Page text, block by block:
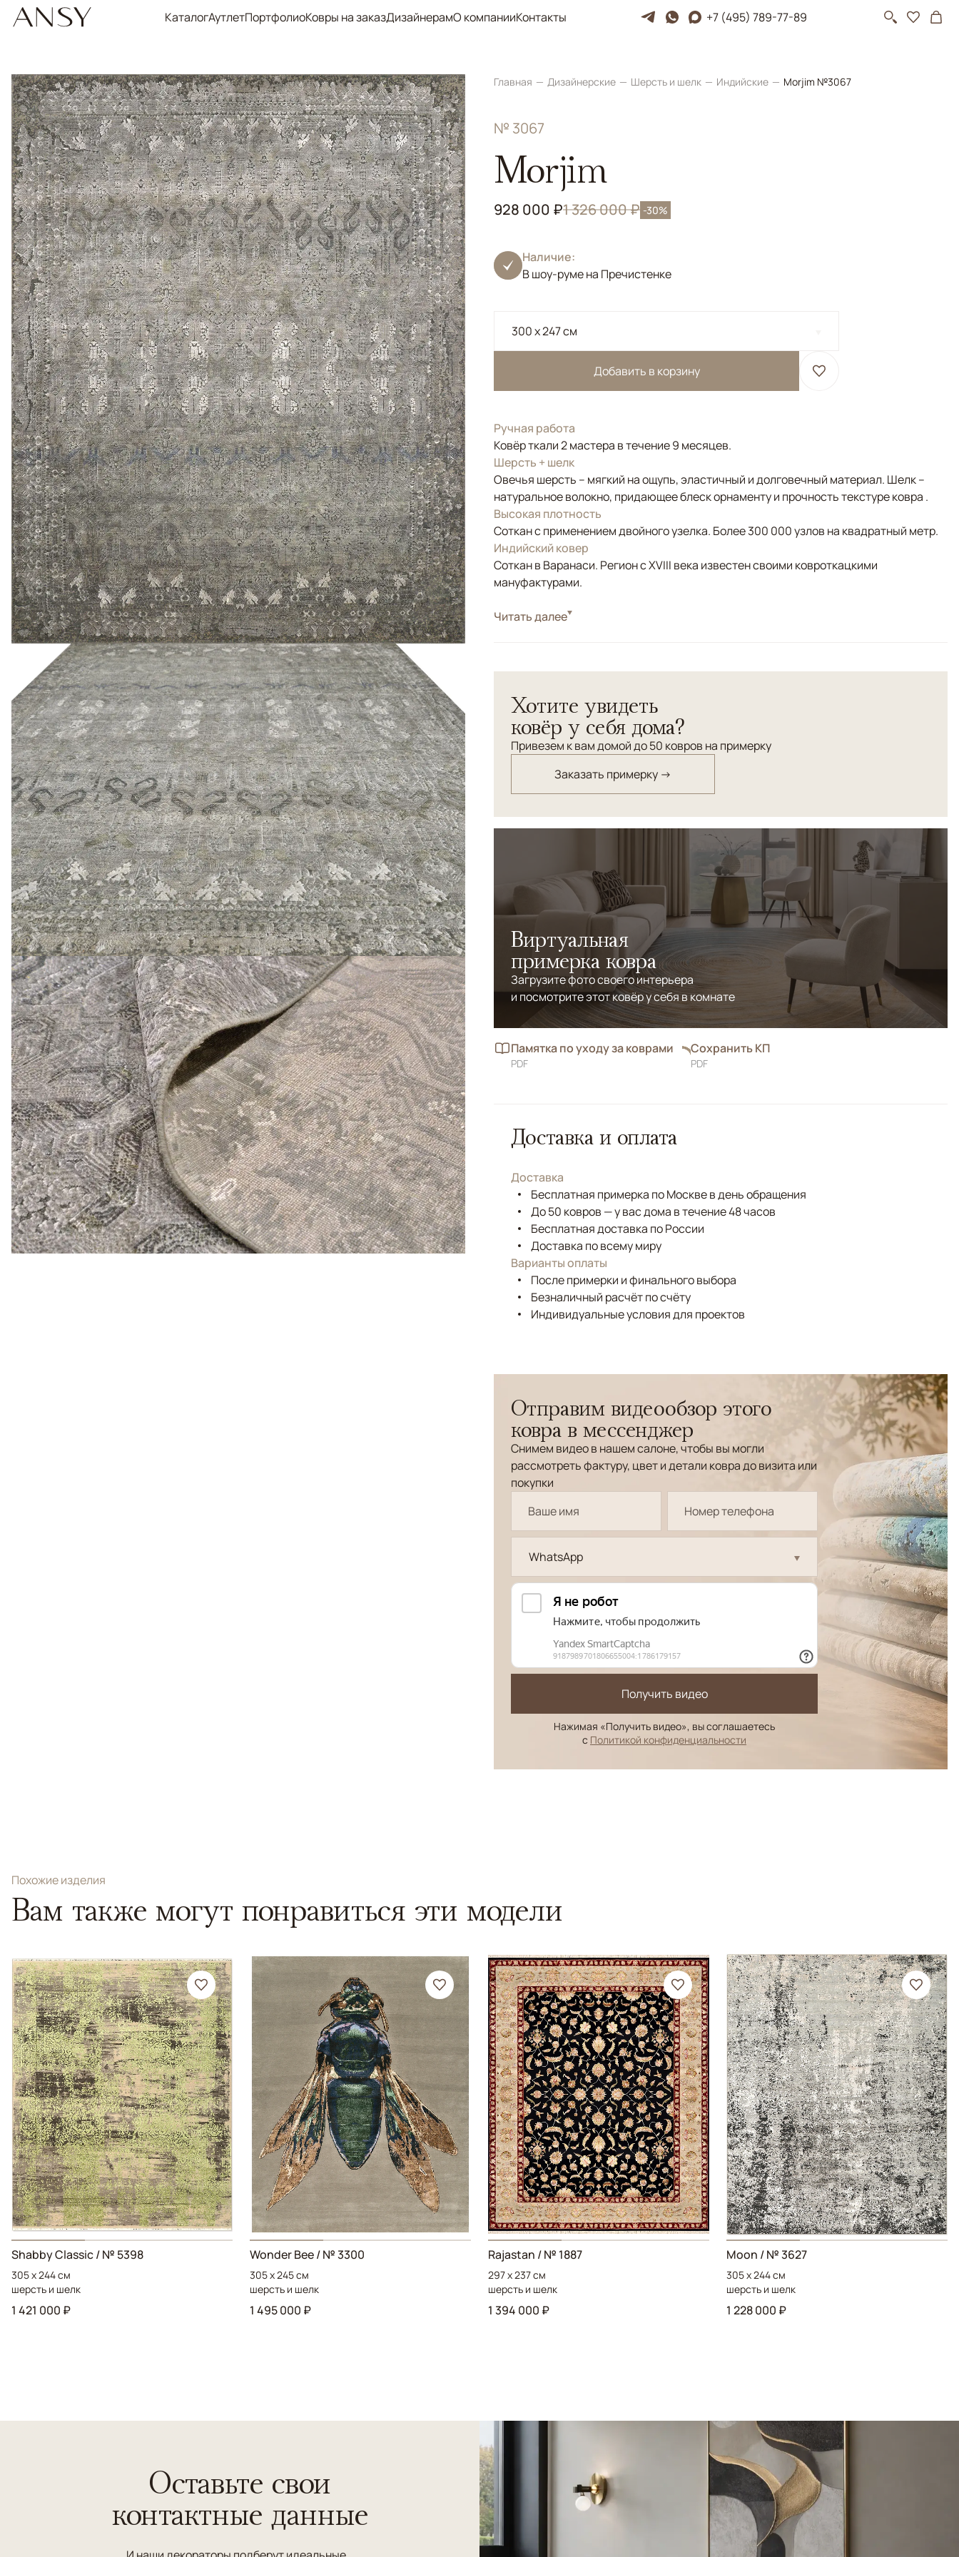
КаталогАутлетПортфолиоКовры на заказДизайнерамО компанииКонтакты +7 (495) 789-77-89
Главная Дизайнерские Шерсть и шелк Индийские Morjim №3067
№ 3067
Morjim
928 000 ₽1 326 000 ₽ -30%
Наличие:
В шоу-руме на Пречистенке
300 x 247 см
Добавить в корзину
Ручная работа
Ковёр ткали 2 мастера в течение 9 месяцев.
Шерсть + шелк
Овечья шерсть – мягкий на ощупь, эластичный и долговечный материал. Шелк –
натуральное волокно, придающее блеск орнаменту и прочность текстуре ковра .
Высокая плотность
Соткан с применением двойного узелка. Более 300 000 узлов на квадратный метр.
Индийский ковер
Соткан в Варанаси. Регион с XVIII века известен своими ковроткацкими
мануфактурами.
СтильДизайнерские
премиального качества, соткан с применением технологии "оксидайз".
Читать далее
Хотите увидеть
ковёр у себя дома?
Привезем к вам домой до 50 ковров на примерку
Заказать примерку →
Виртуальная
примерка ковра
Загрузите фото своего интерьера
и посмотрите этот ковёр у себя в комнате
Памятка по уходу за коврами
PDF
Сохранить КП
PDF
Доставка и оплата
Доставка
Бесплатная примерка по Москве в день обращения
До 50 ковров — у вас дома в течение 48 часов
Бесплатная доставка по России
Доставка по всему миру
Варианты оплаты
После примерки и финального выбора
Безналичный расчёт по счёту
Индивидуальные условия для проектов
Отправим видеообзор этого
ковра в мессенджер
Снимем видео в нашем салоне, чтобы вы могли
рассмотреть фактуру, цвет и детали ковра до визита или
покупки
WhatsApp
Получить видео
Нажимая «Получить видео», вы соглашаетесь
с Политикой конфиденциальности
Похожие изделия
Вам также могут понравиться эти модели
Shabby Classic / № 5398
305 x 244 см
шерсть и шелк
1 421 000 ₽
Wonder Bee / № 3300
305 x 245 см
шерсть и шелк
1 495 000 ₽
Rajastan / № 1887
297 x 237 см
шерсть и шелк
1 394 000 ₽
Moon / № 3627
305 x 244 см
шерсть и шелк
1 228 000 ₽
Оставьте свои
контактные данные